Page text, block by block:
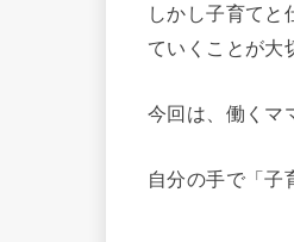
しかし子育てと
ていくことが大
今回は、働くマ
自分の手で「子